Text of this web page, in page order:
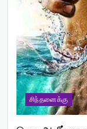
சிந்தனைக்கு